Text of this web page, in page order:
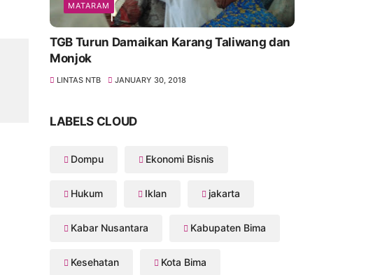
MATARAM
TGB Turun Damaikan Karang Taliwang dan
Monjok
LINTAS NTB JANUARY 30, 2018
LABELS CLOUD
Dompu Ekonomi Bisnis
Hukum Iklan jakarta
Kabar Nusantara Kabupaten Bima
Kesehatan Kota Bima